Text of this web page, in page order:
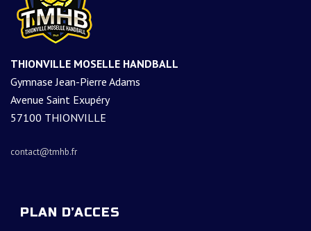
THIONVILLE MOSELLE HANDBALL
Gymnase Jean-Pierre Adams
Avenue Saint Exupéry
57100 THIONVILLE
contact@tmhb.fr
PLAN D’ACCES